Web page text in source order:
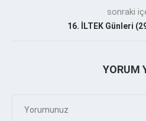
sonraki
16. İLTEK Günleri
YORUM